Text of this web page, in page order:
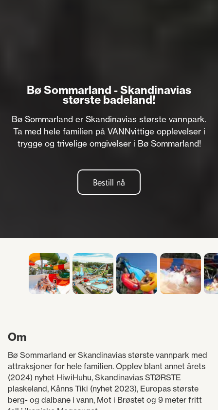
Bø Sommarland - Skandinavias
største badeland!
Bø Sommarland er Skandinavias største vannpark.
Ta med hele familien på VANNvittige opplevelser i
trygge og trivelige omgivelser i Bø Sommarland!
Bestill nå
Om
Bø Sommarland er Skandinavias største vannpark med
attraksjoner for hele familien. Opplev blant annet årets
(2024) nyhet HiwiHuhu, Skandinavias STØRSTE
plaskeland, Kånns Tiki (nyhet 2023), Europas største
berg- og dalbane i vann, Mot i Brøstet og 9 meter fritt